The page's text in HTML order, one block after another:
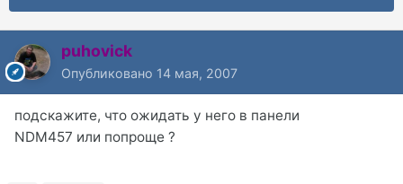
puhovick
Опубликовано 14 мая, 2007
подскажите, что ожидать у него в панели
NDM457 или попроще ?